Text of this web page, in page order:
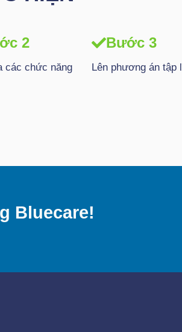
2
các chức năng
Bước 3
Lên phương án tập
Bluecare!